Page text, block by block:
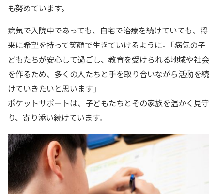
も努めています。
病気で入院中であっても、自宅で治療を続けていても、将
来に希望を持って笑顔で生きていけるように。「病気の子
どもたちが安心して過ごし、教育を受けられる地域や社会
を作るため、多くの人たちと手を取り合いながら活動を続
けていきたいと思います」
ポケットサポートは、子どもたちとその家族を温かく見守
り、寄り添い続けています。